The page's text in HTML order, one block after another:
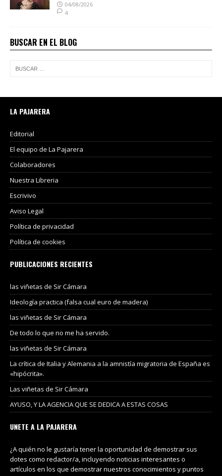
04/08/2026
4
BUSCAR EN EL BLOG
LA PAJARERA
Editorial
El equipo de La Pajarera
Colaboradores
Nuestra Libreria
Escrivivo
Aviso Legal
Política de privacidad
Política de cookies
PUBLICACIONES RECIENTES
las viñetas de Sir Cámara
Ideología practica (falsa cual euro de madera)
las viñetas de Sir Cámara
De todo lo que no me ha servido.
las viñetas de Sir Cámara
La crítica de Italia y Alemania a la amnistía migratoria de España es
«hipócrita».
Las viñetas de Sir Cámara
AYUSO, Y LA AGENCIA QUE SE DEDICA A ESTAS COSAS
UNETE A LA PAJARERA
¿A quién no le gustaría tener la oportunidad de demostrar sus
dotes como redactor/a, incluyendo noticias interesantes o
artículos en los que demostrar nuestros conocimientos y puntos